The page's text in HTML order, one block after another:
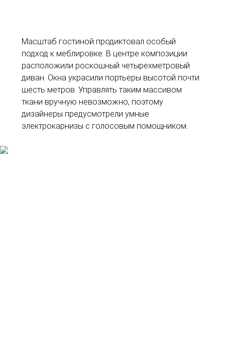
Масштаб гостиной продиктовал особый
подход к меблировке. В центре композиции
расположили роскошный четырехметровый
диван. Окна украсили портьеры высотой почти
шесть метров. Управлять таким массивом
ткани вручную невозможно, поэтому
дизайнеры предусмотрели умные
электрокарнизы с голосовым помощником.